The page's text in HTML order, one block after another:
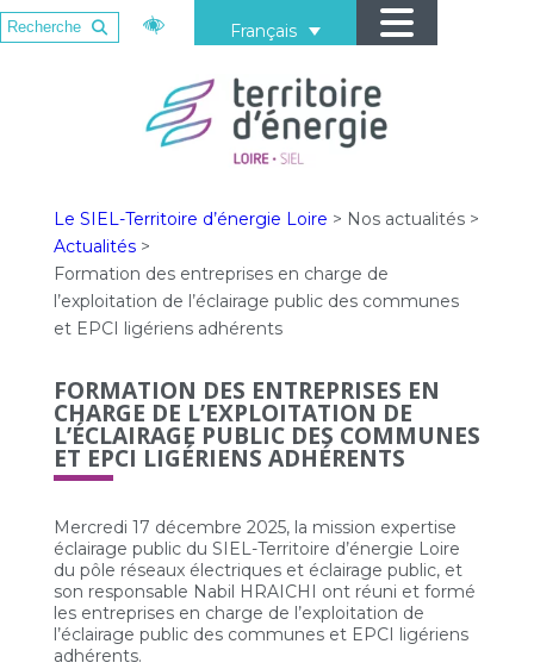
Français
Le SIEL-Territoire d’énergie Loire > Nos actualités>
Actualités >
Formation des entreprises en charge de
l’exploitation de l’éclairage public des communes
et EPCI ligériens adhérents
FORMATION DES ENTREPRISES EN
CHARGE DE L’EXPLOITATION DE
L’ÉCLAIRAGE PUBLIC DES COMMUNES
ET EPCI LIGÉRIENS ADHÉRENTS
Mercredi 17 décembre 2025, la mission expertise
éclairage public du SIEL-Territoire d’énergie Loire
du pôle réseaux électriques et éclairage public, et
son responsable Nabil HRAICHI ont réuni et formé
les entreprises en charge de l’exploitation de
l’éclairage public des communes et EPCI ligériens
adhérents.